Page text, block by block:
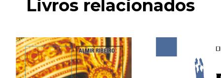
Livros relacionados